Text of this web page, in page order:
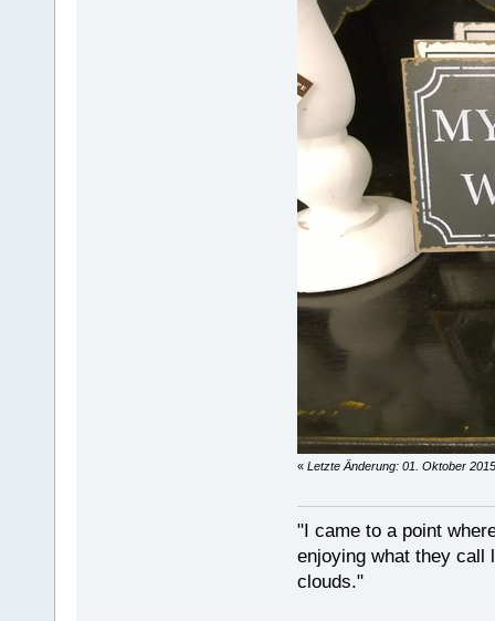
« Letzte Änderung: 01. Oktober
"I came to a point
enjoying what they call
clouds."